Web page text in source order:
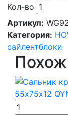
Кол-во
Артикул:
Категория:
сайлентблоки